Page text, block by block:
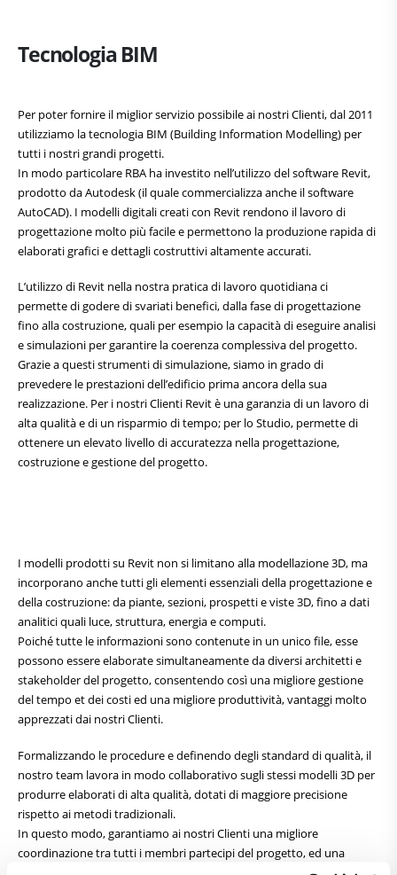
Tecnologia BIM
Per poter fornire il miglior servizio possibile ai nostri Clienti, dal 2011
utilizziamo la tecnologia BIM (Building Information Modelling) per
tutti i nostri grandi progetti.
In modo particolare RBA ha investito nell’utilizzo del software Revit,
prodotto da Autodesk (il quale commercializza anche il software
AutoCAD). I modelli digitali creati con Revit rendono il lavoro di
progettazione molto più facile e permettono la produzione rapida di
elaborati grafici e dettagli costruttivi altamente accurati.
L’utilizzo di Revit nella nostra pratica di lavoro quotidiana ci
permette di godere di svariati benefici, dalla fase di progettazione
fino alla costruzione, quali per esempio la capacità di eseguire analisi
e simulazioni per garantire la coerenza complessiva del progetto.
Grazie a questi strumenti di simulazione, siamo in grado di
prevedere le prestazioni dell’edificio prima ancora della sua
realizzazione. Per i nostri Clienti Revit è una garanzia di un lavoro di
alta qualità e di un risparmio di tempo; per lo Studio, permette di
ottenere un elevato livello di accuratezza nella progettazione,
costruzione e gestione del progetto.
I modelli prodotti su Revit non si limitano alla modellazione 3D, ma
incorporano anche tutti gli elementi essenziali della progettazione e
della costruzione: da piante, sezioni, prospetti e viste 3D, fino a dati
analitici quali luce, struttura, energia e computi.
Poiché tutte le informazioni sono contenute in un unico file, esse
possono essere elaborate simultaneamente da diversi architetti e
stakeholder del progetto, consentendo così una migliore gestione
del tempo et dei costi ed una migliore produttività, vantaggi molto
apprezzati dai nostri Clienti.
Formalizzando le procedure e definendo degli standard di qualità, il
nostro team lavora in modo collaborativo sugli stessi modelli 3D per
produrre elaborati di alta qualità, dotati di maggiore precisione
rispetto ai metodi tradizionali.
In questo modo, garantiamo ai nostri Clienti una migliore
coordinazione tra tutti i membri partecipi del progetto, ed una